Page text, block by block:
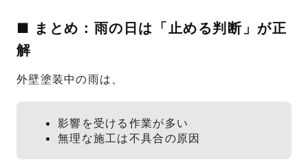
■ まとめ：雨の日は「止める判断」が正
解
外壁塗装中の雨は、
影響を受ける作業が多い
無理な施工は不具合の原因